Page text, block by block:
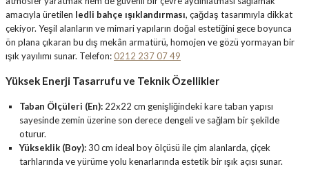
amacıyla üretilen ledli bahçe ışıklandırması, çağdaş tasarımıyla dikkat
çekiyor. Yeşil alanların ve mimari yapıların doğal estetiğini gece boyunca
ön plana çıkaran bu dış mekân armatürü, homojen ve gözü yormayan bir
ışık yayılımı sunar. Telefon:0212 237 07 49
Yüksek Enerji Tasarrufu ve Teknik Özellikler
Taban Ölçüleri (En): 22x22 cm genişliğindeki kare taban yapısı
sayesinde zemin üzerine son derece dengeli ve sağlam bir şekilde
oturur.
Yükseklik (Boy):30 cm ideal boy ölçüsü ile çim alanlarda, çiçek
tarhlarında ve yürüme yolu kenarlarında estetik bir ışık açısı sunar.